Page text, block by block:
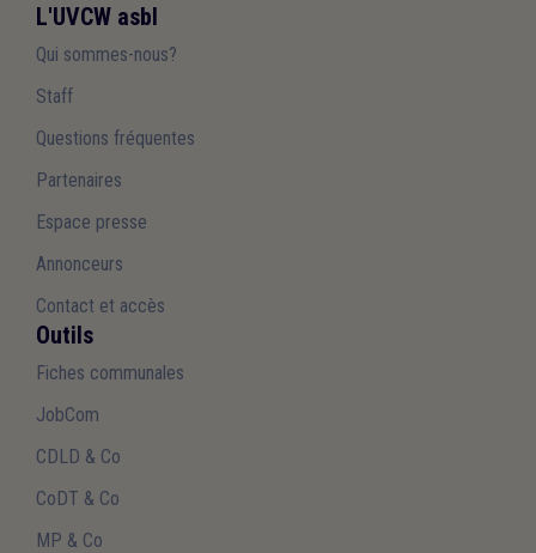
L'UVCW asbl
Qui sommes-nous?
Staff
Questions fréquentes
Partenaires
Espace presse
Annonceurs
Contact et accès
Outils
Fiches communales
JobCom
CDLD & Co
CoDT & Co
MP & Co